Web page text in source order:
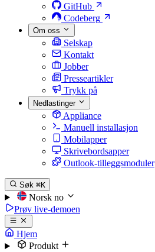
GitHub
Codeberg
Om oss
Selskap
Kontakt
Jobber
Presseartikler
Trykk på
Nedlastinger
Appliance
Manuell installasjon
Mobilapper
Skrivebordsapper
Outlook-tilleggsmoduler
Søk ⌘K
Norsk no
Prøv live-demoen
Hjem
Produkt